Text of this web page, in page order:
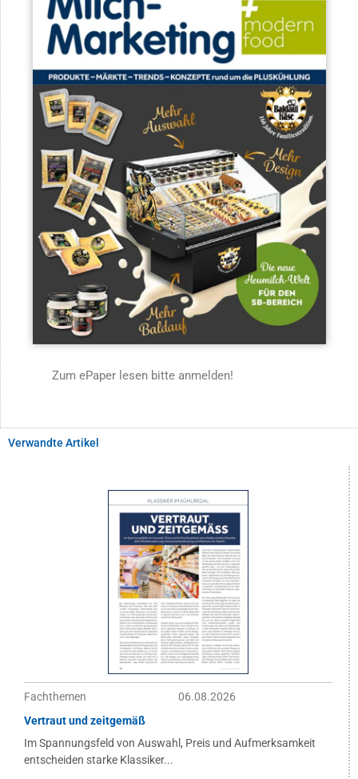
Zum ePaper lesen bitte anmelden!
Verwandte Artikel
Fachthemen
06.08.2026
Vertraut und zeitgemäß
Im Spannungsfeld von Auswahl, Preis und Aufmerksamkeit
entscheiden starke Klassiker...